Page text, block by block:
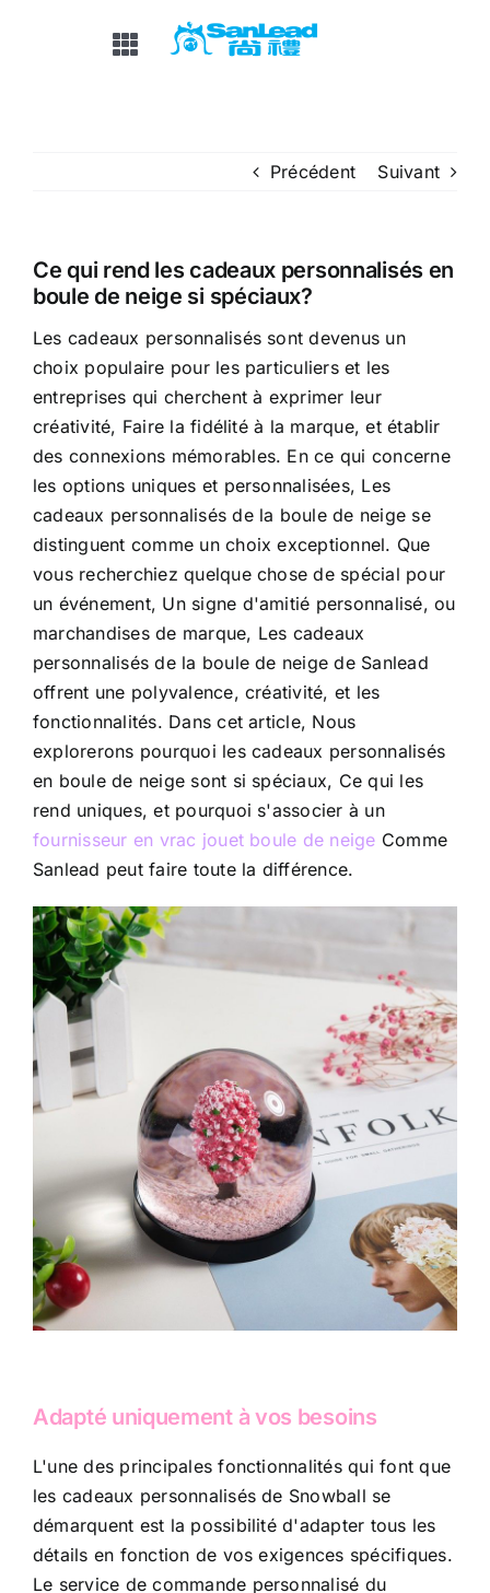
Basculer
PRODUITS
OEM&ODM
NOUVELLES / EXPOSITION
FAQ
CONTACTEZ-NOUS
Précédent Suivant
Ce qui rend les cadeaux personnalisés en
boule de neige si spéciaux?
Les cadeaux personnalisés sont devenus un
choix populaire pour les particuliers et les
entreprises qui cherchent à exprimer leur
créativité, Faire la fidélité à la marque, et établir
des connexions mémorables. En ce qui concerne
les options uniques et personnalisées, Les
cadeaux personnalisés de la boule de neige se
distinguent comme un choix exceptionnel. Que
vous recherchiez quelque chose de spécial pour
un événement, Un signe d'amitié personnalisé, ou
marchandises de marque, Les cadeaux
personnalisés de la boule de neige de Sanlead
offrent une polyvalence, créativité, et les
fonctionnalités. Dans cet article, Nous
explorerons pourquoi les cadeaux personnalisés
en boule de neige sont si spéciaux, Ce qui les
rend uniques, et pourquoi s'associer à un
fournisseur en vrac jouet boule de neige Comme
Sanlead peut faire toute la différence.
Adapté uniquement à vos besoins
L'une des principales fonctionnalités qui font que
les cadeaux personnalisés de Snowball se
démarquent est la possibilité d'adapter tous les
détails en fonction de vos exigences spécifiques.
Le service de commande personnalisé du